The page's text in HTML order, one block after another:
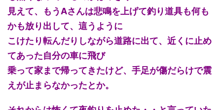
見えて、もうAさんは悲鳴を上げて釣り道具も何も
かも放り出して、這うように
こけたり転んだりしながら道路に出て、近くに止め
てあった自分の車に飛び
乗って家まで帰ってきたけど、手足が傷だらけで震
えが止まらなかったとか。